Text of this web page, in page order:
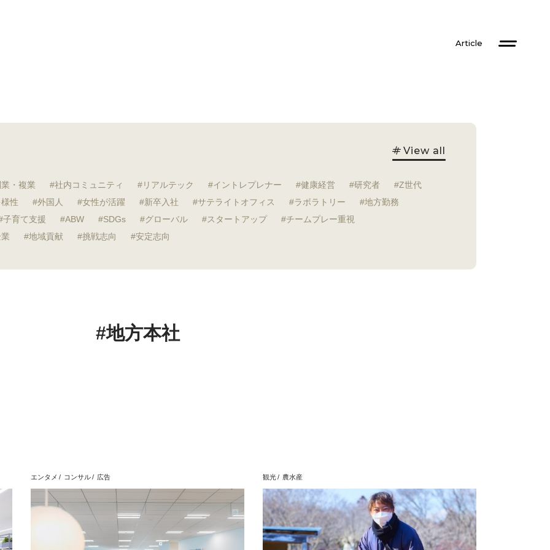
Article
・複業 社内コミュニティ リアルテック イントレプレナー 健康経営 研究者
Z世代
性
外国人 女性が活躍 新卒入社 サテライトオフィス ラボラトリー
地方勤務
子育て支援
ABW SDGs グローバル スタートアップ
チームプレー重視
地域貢献 挑戦志向 安定志向
View all
#地方本社
エンタメ コンサル 広告 観光 農水産